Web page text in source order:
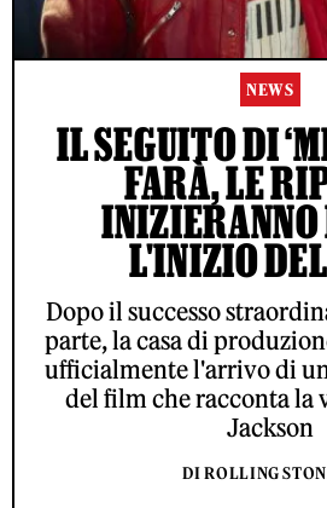
NEWS
IL SEGUITO DI
FARÀ, LE
INIZIERANNO
L'INIZIO
Dopo il successo
parte, la casa di
ufficialmente l'arrivo di
del film che racconta la
Jackson
DI ROLLING